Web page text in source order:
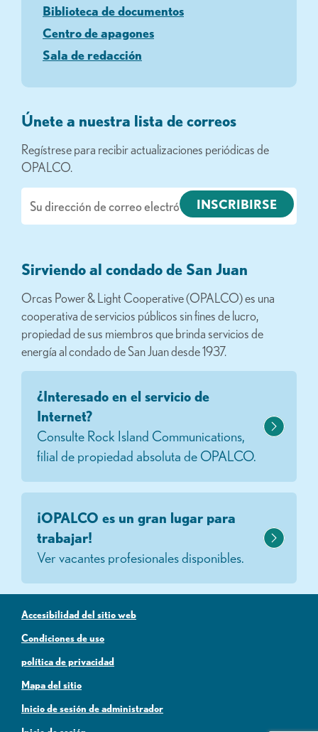
Biblioteca de documentos
Centro de apagones
Sala de redacción
Únete a nuestra lista de correos
Regístrese para recibir actualizaciones periódicas de
OPALCO.
electrónico
Sirviendo al condado de San Juan
Orcas Power & Light Cooperative (OPALCO) es una
cooperativa de servicios públicos sin fines de lucro,
propiedad de sus miembros que brinda servicios de
energía al condado de San Juan desde 1937.
¿Interesado en el servicio de
Internet?
Consulte Rock Island Communications,
filial de propiedad absoluta de OPALCO.
¡OPALCO es un gran lugar para
trabajar!
Ver vacantes profesionales disponibles.
Accesibilidad del sitio web
Condiciones de uso
política de privacidad
Mapa del sitio
Inicio de sesión de administrador